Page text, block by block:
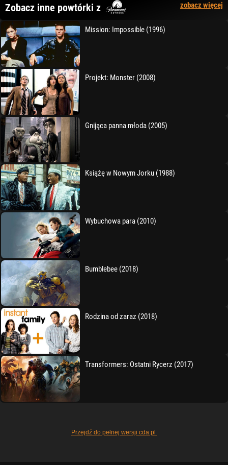
Zobacz inne powtórki z zobacz więcej
Mission: Impossible (1996)
Projekt: Monster (2008)
Gnijąca panna młoda (2005)
Książę w Nowym Jorku (1988)
Wybuchowa para (2010)
Bumblebee (2018)
Rodzina od zaraz (2018)
Transformers: Ostatni Rycerz (2017)
Przejdź do pełnej wersji cda.pl